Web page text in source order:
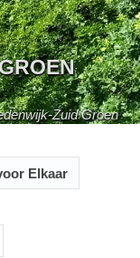
Zuid Groen
Elkaar